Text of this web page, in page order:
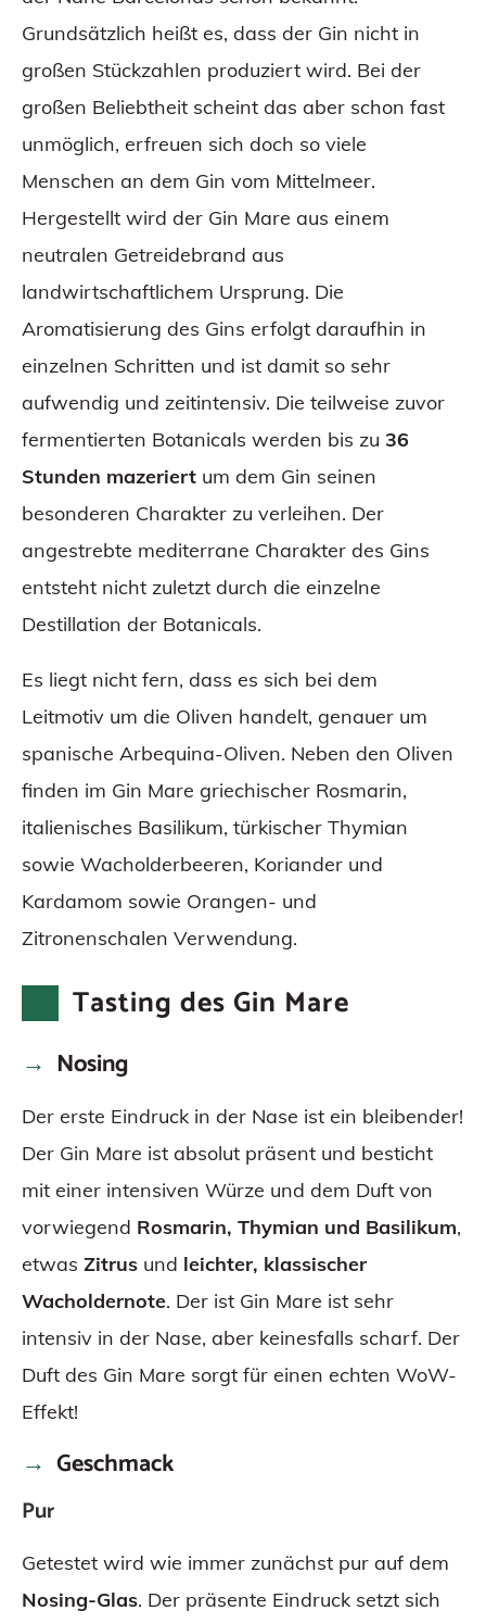
Grundsätzlich heißt es, dass der Gin nicht in
großen Stückzahlen produziert wird. Bei der
großen Beliebtheit scheint das aber schon fast
unmöglich, erfreuen sich doch so viele
Menschen an dem Gin vom Mittelmeer.
Hergestellt wird der Gin Mare aus einem
neutralen Getreidebrand aus
landwirtschaftlichem Ursprung. Die
Aromatisierung des Gins erfolgt daraufhin in
einzelnen Schritten und ist damit so sehr
aufwendig und zeitintensiv. Die teilweise zuvor
fermentierten Botanicals werden bis zu 36
Stunden mazeriert um dem Gin seinen
besonderen Charakter zu verleihen. Der
angestrebte mediterrane Charakter des Gins
entsteht nicht zuletzt durch die einzelne
Destillation der Botanicals.
Es liegt nicht fern, dass es sich bei dem
Leitmotiv um die Oliven handelt, genauer um
spanische Arbequina-Oliven. Neben den Oliven
finden im Gin Mare griechischer Rosmarin,
italienisches Basilikum, türkischer Thymian
sowie Wacholderbeeren, Koriander und
Kardamom sowie Orangen- und
Zitronenschalen Verwendung.
Tasting des Gin Mare
Nosing
Der erste Eindruck in der Nase ist ein bleibender!
Der Gin Mare ist absolut präsent und besticht
mit einer intensiven Würze und dem Duft von
vorwiegend Rosmarin, Thymian und Basilikum,
etwas Zitrus und leichter, klassischer
Wacholdernote. Der ist Gin Mare ist sehr
intensiv in der Nase, aber keinesfalls scharf. Der
Duft des Gin Mare sorgt für einen echten WoW-
Effekt!
Geschmack
Pur
Getestet wird wie immer zunächst pur auf dem
Nosing-Glas. Der präsente Eindruck setzt sich